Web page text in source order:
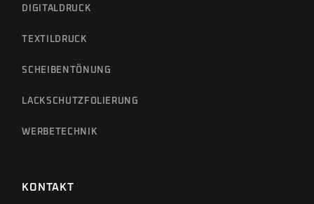
DIGITALDRUCK
TEXTILDRUCK
SCHEIBENTÖNUNG
LACKSCHUTZ­FOLIERUNG
WERBETECHNIK
KONTAKT